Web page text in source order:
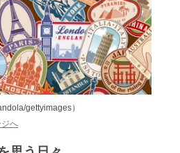
gettyimages）
へ